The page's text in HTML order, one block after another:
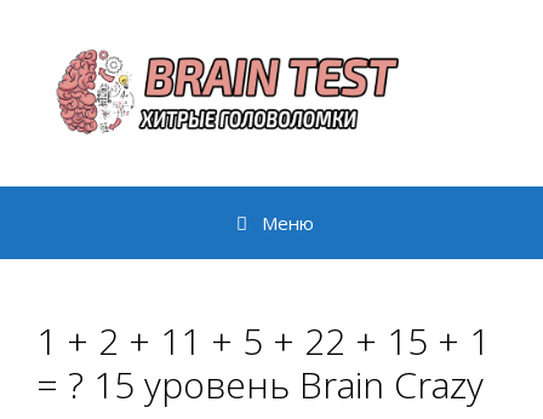
содержимому
Меню
1 + 2 + 11 + 5 + 22 + 15 + 1
= ? 15 уровень Brain Crazy